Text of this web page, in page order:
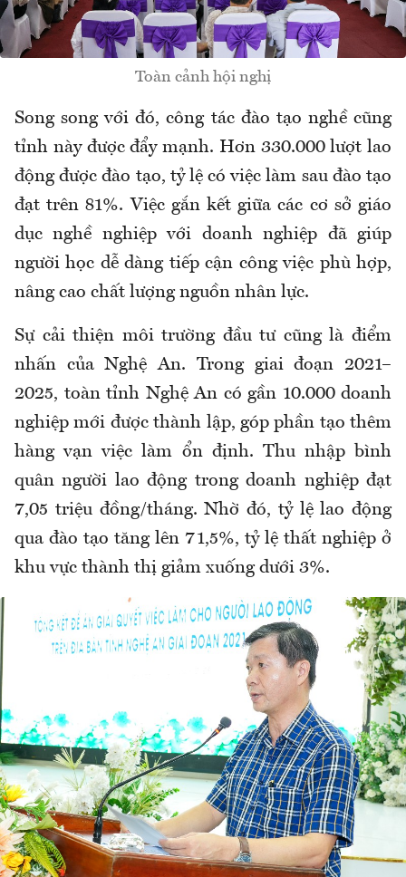
Toàn cảnh hội nghị
Song song với đó, công tác đào tạo nghề cũng
tỉnh này được đẩy mạnh. Hơn 330.000 lượt lao
động được đào tạo, tỷ lệ có việc làm sau đào tạo
đạt trên 81%. Việc gắn kết giữa các cơ sở giáo
dục nghề nghiệp với doanh nghiệp đã giúp
người học dễ dàng tiếp cận công việc phù hợp,
nâng cao chất lượng nguồn nhân lực.
Sự cải thiện môi trường đầu tư cũng là điểm
nhấn của Nghệ An. Trong giai đoạn 2021–
2025, toàn tỉnh Nghệ An có gần 10.000 doanh
nghiệp mới được thành lập, góp phần tạo thêm
hàng vạn việc làm ổn định. Thu nhập bình
quân người lao động trong doanh nghiệp đạt
7,05 triệu đồng/tháng. Nhờ đó, tỷ lệ lao động
qua đào tạo tăng lên 71,5%, tỷ lệ thất nghiệp ở
khu vực thành thị giảm xuống dưới 3%.